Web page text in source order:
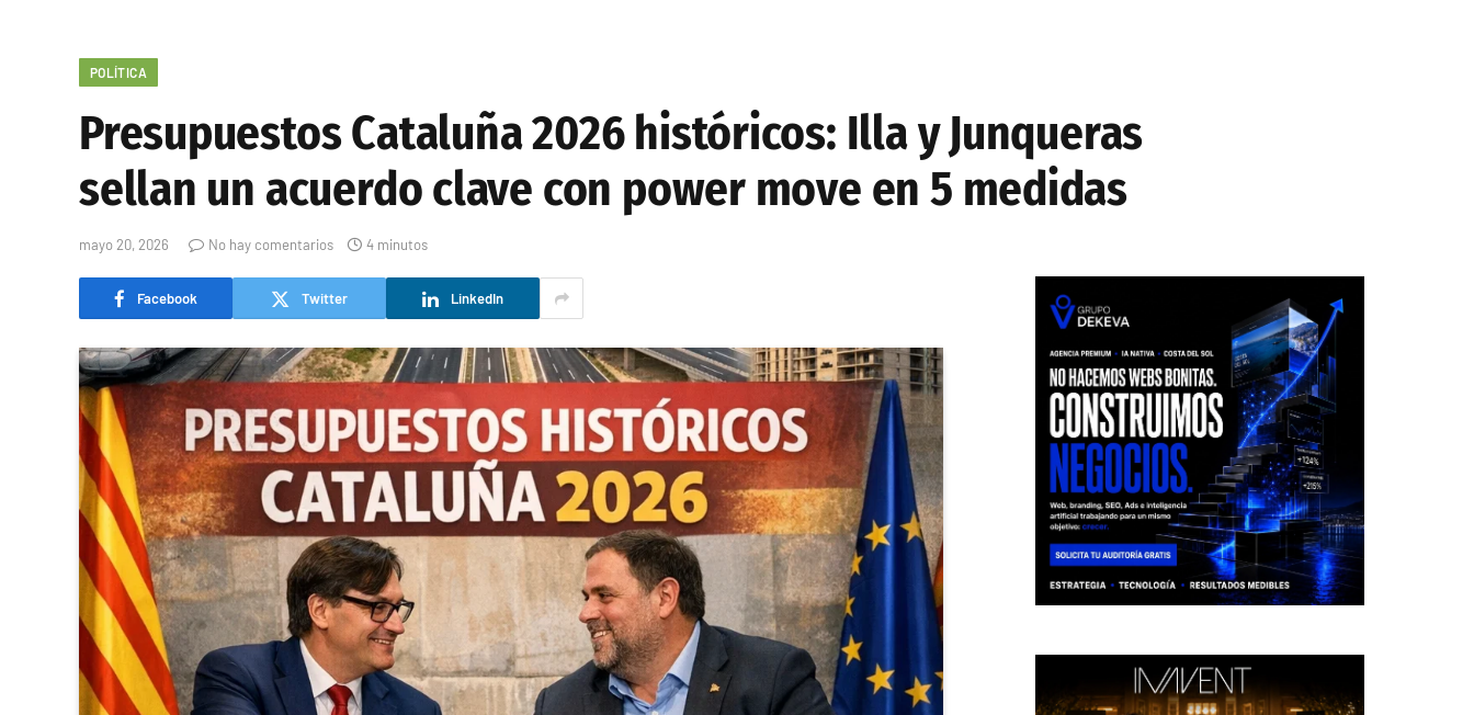
POLÍTICA
Presupuestos Cataluña 2026 históricos: Illa y Junqueras
sellan un acuerdo clave con power move en 5 medidas
mayo 20, 2026 No hay comentarios 4 minutos
Facebook Twitter LinkedIn